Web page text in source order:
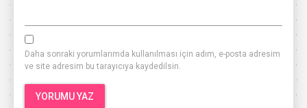
Daha sonraki yorumlarımda kullanılması için adım, e-posta adresim
ve site adresim bu tarayıcıya kaydedilsin.